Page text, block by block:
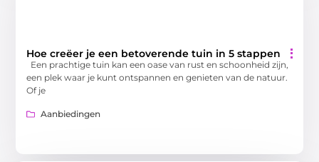
Hoe creëer je een betoverende tuin in 5 stappen
Een prachtige tuin kan een oase van rust en schoonheid zijn,
een plek waar je kunt ontspannen en genieten van de natuur.
Of je
Aanbiedingen